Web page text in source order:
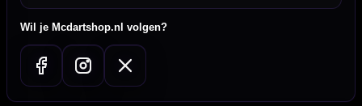
Wil je Mcdartshop.nl volgen?